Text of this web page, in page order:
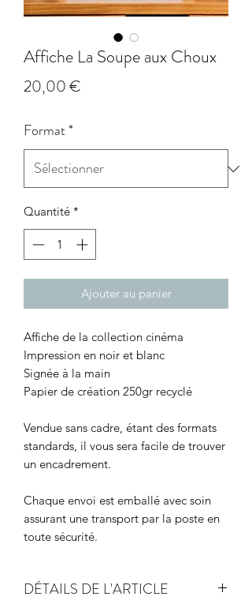
Affiche La Soupe aux Choux
20,00 €
Format*
Quantité *
Ajouter au panier
Affiche de la collection cinéma
Impression en noir et blanc
Signée à la main
Papier de création 250gr recyclé
Vendue sans cadre, étant des formats
standards, il vous sera facile de trouver
un encadrement.
Chaque envoi est emballé avec soin
assurant une transport par la poste en
toute sécurité.
DÉTAILS DE L'ARTICLE